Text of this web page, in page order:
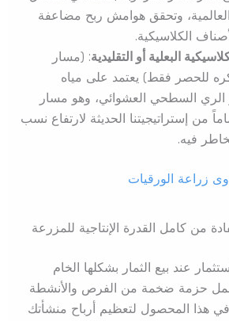
وتحقق هوامش ربح مضاعفة
الكلاسيكية.
البعلية أو التقليدية: (مسار
للحصر فقط) يعتمد على مياه
الري السطحي العشوائي، وهو مسار
من إستراتيجيتنا الحديثة لارتفاع نسب
فيه.
زراعة الورقيات
من كامل القدرة الإنتاجية للمزرعة
عند بيع الثمار بشكلها الخام
حزمة ضخمة من الفرص والأنشطة
في هذا المحصول لتعظيم أرباح منشأتك